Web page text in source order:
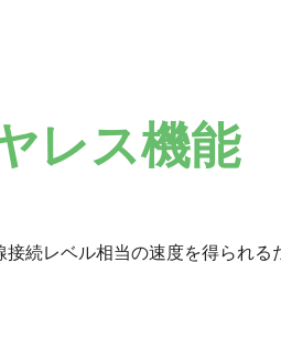
レス機能
続レベル相当の速度を得られ